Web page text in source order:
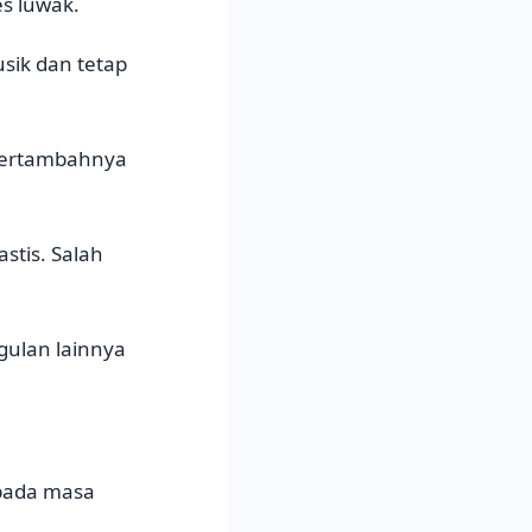
dan tetap
Salah
lainnya
masa